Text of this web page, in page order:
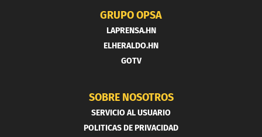
GRUPO OPSA
LAPRENSA.HN
ELHERALDO.HN
GOTV
SOBRE NOSOTROS
SERVICIO AL USUARIO
POLITICAS DE PRIVACIDAD